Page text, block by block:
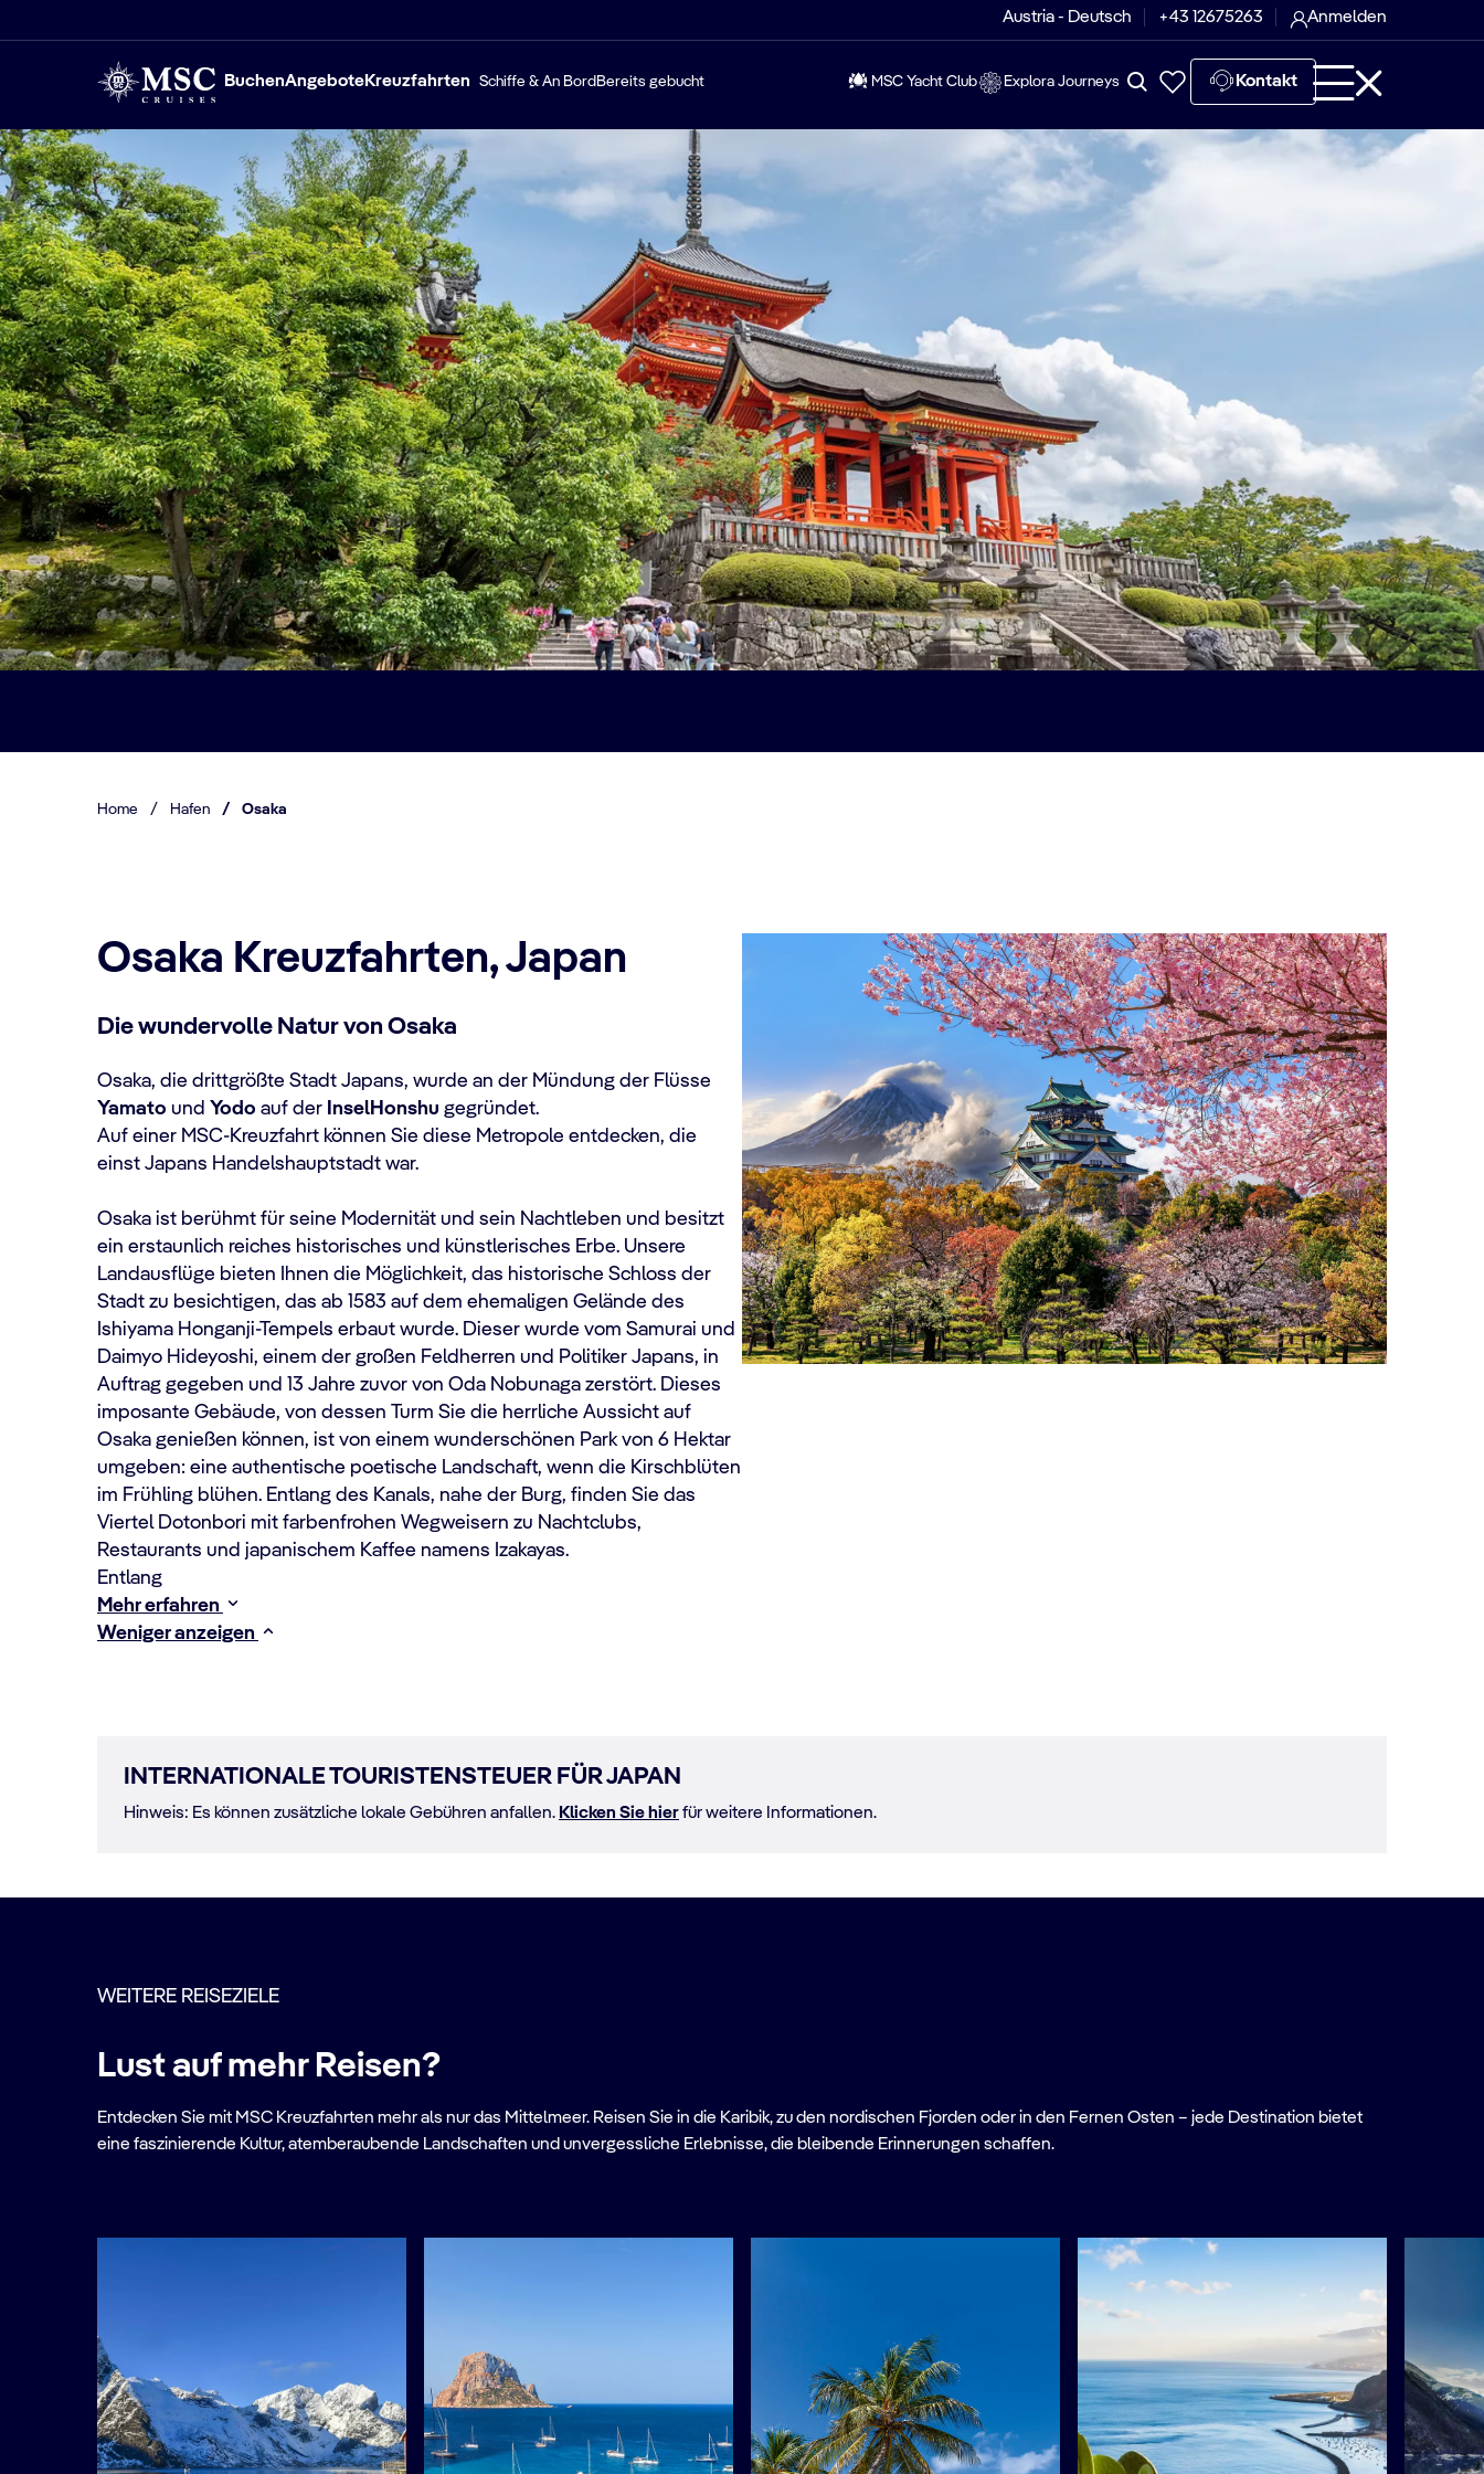
Austria - Deutsch +43 12675263 Anmelden
BuchenAngeboteKreuzfahrten Schiffe & An Bord Bereits gebucht MSC Yacht Club Explora Journeys Kontakt
Home / Hafen / Osaka
Osaka Kreuzfahrten, Japan
Die wundervolle Natur von Osaka
Osaka, die drittgrößte Stadt Japans, wurde an der Mündung der Flüsse
Yamato und Yodo auf der InselHonshu gegründet.
Auf einer MSC-Kreuzfahrt können Sie diese Metropole entdecken, die
einst Japans Handelshauptstadt war.
Osaka ist berühmt für seine Modernität und sein Nachtleben und besitzt
ein erstaunlich reiches historisches und künstlerisches Erbe. Unsere
Landausflüge bieten Ihnen die Möglichkeit, das historische Schloss der
Stadt zu besichtigen, das ab 1583 auf dem ehemaligen Gelände des
Ishiyama Honganji-Tempels erbaut wurde. Dieser wurde vom Samurai und
Daimyo Hideyoshi, einem der großen Feldherren und Politiker Japans, in
Auftrag gegeben und 13 Jahre zuvor von Oda Nobunaga zerstört. Dieses
imposante Gebäude, von dessen Turm Sie die herrliche Aussicht auf
Osaka genießen können, ist von einem wunderschönen Park von 6 Hektar
umgeben: eine authentische poetische Landschaft, wenn die Kirschblüten
im Frühling blühen. Entlang des Kanals, nahe der Burg, finden Sie das
Viertel Dotonbori mit farbenfrohen Wegweisern zu Nachtclubs,
Restaurants und japanischem Kaffee namens Izakayas.
Entlang
Mehr erfahren
Weniger anzeigen
INTERNATIONALE TOURISTENSTEUER FÜR JAPAN
Hinweis: Es können zusätzliche lokale Gebühren anfallen. Klicken Sie hierfür weitere Informationen.
WEITERE REISEZIELE
Lust auf mehr Reisen?
Entdecken Sie mit MSC Kreuzfahrten mehr als nur das Mittelmeer. Reisen Sie in die Karibik, zu den nordischen Fjorden oder in den Fernen Osten – jede Destination bietet
eine faszinierende Kultur, atemberaubende Landschaften und unvergessliche Erlebnisse, die bleibende Erinnerungen schaffen.